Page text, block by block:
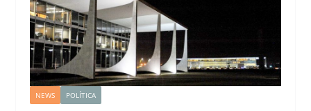
NEWS POLÍTICA